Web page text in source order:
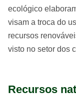
ecológico
visam a troca do
recursos
visto no setor dos
Recursos